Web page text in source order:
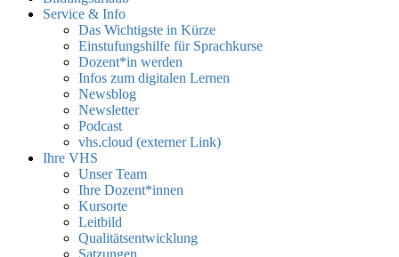
Service & Info
Das Wichtigste in Kürze
Einstufungshilfe für Sprachkurse
Dozent*in werden
Infos zum digitalen Lernen
Newsblog
Newsletter
Podcast
vhs.cloud (externer Link)
Ihre VHS
Unser Team
Ihre Dozent*innen
Kursorte
Leitbild
Qualitätsentwicklung
Satzungen